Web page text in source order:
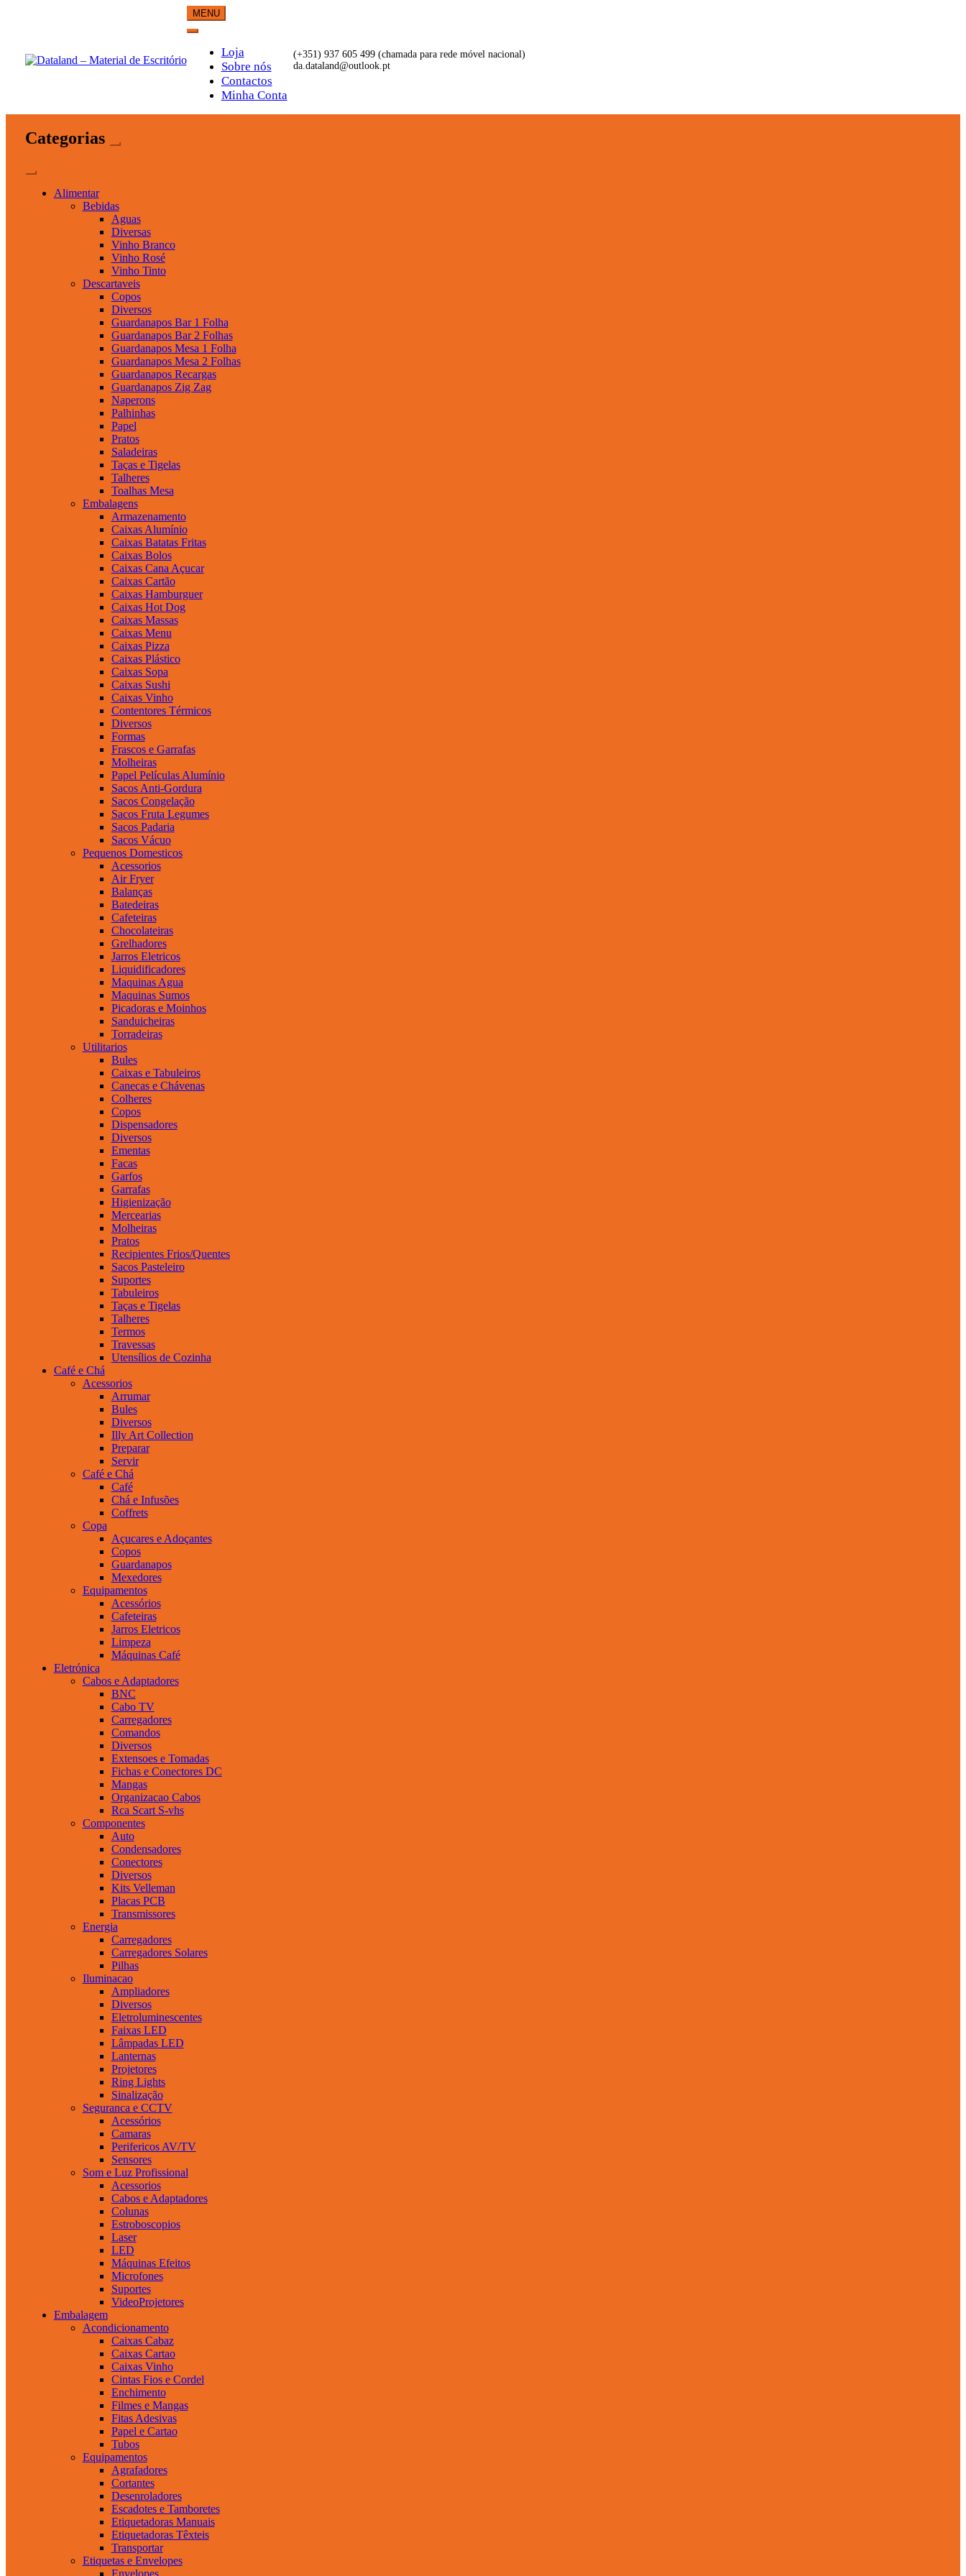
Dataland – Material de Escritório
MENU
Loja
Sobre nós
Contactos
Minha Conta
(+351) 937 605 499 (chamada para rede móvel nacional)
da.dataland@outlook.pt
Categorias
Alimentar
Bebidas
Aguas
Diversas
Vinho Branco
Vinho Rosé
Vinho Tinto
Descartaveis
Copos
Diversos
Guardanapos Bar 1 Folha
Guardanapos Bar 2 Folhas
Guardanapos Mesa 1 Folha
Guardanapos Mesa 2 Folhas
Guardanapos Recargas
Guardanapos Zig Zag
Naperons
Palhinhas
Papel
Pratos
Saladeiras
Taças e Tigelas
Talheres
Toalhas Mesa
Embalagens
Armazenamento
Caixas Alumínio
Caixas Batatas Fritas
Caixas Bolos
Caixas Cana Açucar
Caixas Cartão
Caixas Hamburguer
Caixas Hot Dog
Caixas Massas
Caixas Menu
Caixas Pizza
Caixas Plástico
Caixas Sopa
Caixas Sushi
Caixas Vinho
Contentores Térmicos
Diversos
Formas
Frascos e Garrafas
Molheiras
Papel Películas Alumínio
Sacos Anti-Gordura
Sacos Congelação
Sacos Fruta Legumes
Sacos Padaria
Sacos Vácuo
Pequenos Domesticos
Acessorios
Air Fryer
Balanças
Batedeiras
Cafeteiras
Chocolateiras
Grelhadores
Jarros Eletricos
Liquidificadores
Maquinas Agua
Maquinas Sumos
Picadoras e Moinhos
Sanduicheiras
Torradeiras
Utilitarios
Bules
Caixas e Tabuleiros
Canecas e Chávenas
Colheres
Copos
Dispensadores
Diversos
Ementas
Facas
Garfos
Garrafas
Higienização
Mercearias
Molheiras
Pratos
Recipientes Frios/Quentes
Sacos Pasteleiro
Suportes
Tabuleiros
Taças e Tigelas
Talheres
Termos
Travessas
Utensílios de Cozinha
Café e Chá
Acessorios
Arrumar
Bules
Diversos
Illy Art Collection
Preparar
Servir
Café e Chá
Café
Chá e Infusões
Coffrets
Copa
Açucares e Adoçantes
Copos
Guardanapos
Mexedores
Equipamentos
Acessórios
Cafeteiras
Jarros Eletricos
Limpeza
Máquinas Café
Eletrónica
Cabos e Adaptadores
BNC
Cabo TV
Carregadores
Comandos
Diversos
Extensoes e Tomadas
Fichas e Conectores DC
Mangas
Organizacao Cabos
Rca Scart S-vhs
Componentes
Auto
Condensadores
Conectores
Diversos
Kits Velleman
Placas PCB
Transmissores
Energia
Carregadores
Carregadores Solares
Pilhas
Iluminacao
Ampliadores
Diversos
Eletroluminescentes
Faixas LED
Lâmpadas LED
Lanternas
Projetores
Ring Lights
Sinalização
Seguranca e CCTV
Acessórios
Camaras
Perifericos AV/TV
Sensores
Som e Luz Profissional
Acessorios
Cabos e Adaptadores
Colunas
Estroboscopios
Laser
LED
Máquinas Efeitos
Microfones
Suportes
VideoProjetores
Embalagem
Acondicionamento
Caixas Cabaz
Caixas Cartao
Caixas Vinho
Cintas Fios e Cordel
Enchimento
Filmes e Mangas
Fitas Adesivas
Papel e Cartao
Tubos
Equipamentos
Agrafadores
Cortantes
Desenroladores
Escadotes e Tamboretes
Etiquetadoras Manuais
Etiquetadoras Têxteis
Transportar
Etiquetas e Envelopes
Envelopes